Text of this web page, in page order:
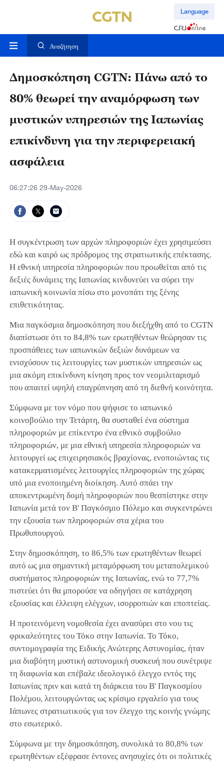
Language
Αναζήτηση
Δημοσκόπηση CGTN: Πάνω από το
80% θεωρεί την αναμόρφωση των
μυστικών υπηρεσιών της Ιαπωνίας
επικίνδυνη για την περιφερειακή
ασφάλεια
06:27:26 29-May-2026
Η συγκέντρωση των αρχών πληροφοριών έχει χρησιμεύσει
εδώ και καιρό ως πρόδρομος της στρατιωτικής επέκτασης.
Η εθνική υπηρεσία πληροφοριών που προωθείται από τις
δεξιές δυνάμεις της Ιαπωνίας κινδυνεύει να σύρει την
ιαπωνική κοινωνία πίσω στο μονοπάτι της ξένης
επιθετικότητας.
Μια παγκόσμια δημοσκόπηση που διεξήχθη από το CGTN
διαπίστωσε ότι το 84,8% των ερωτηθέντων θεώρησαν τις
προσπάθειες των ιαπωνικών δεξιών δυνάμεων να
ενισχύσουν τις λειτουργίες των μυστικών υπηρεσιών ως
μια ακόμη επικίνδυνη κίνηση προς τον νεομιλιταρισμό
που απαιτεί υψηλή επαγρύπνηση από τη διεθνή κοινότητα.
Σύμφωνα με τον νόμο που ψήφισε το ιαπωνικό
κοινοβούλιο την Τετάρτη, θα συσταθεί ένα σύστημα
πληροφοριών με επίκεντρο ένα εθνικό συμβούλιο
πληροφοριών, με μια εθνική υπηρεσία πληροφοριών να
λειτουργεί ως επιχειρησιακός βραχίονας, ενοποιώντας τις
κατακερματισμένες λειτουργίες πληροφοριών της χώρας
υπό μια ενοποιημένη διοίκηση. Αυτό σπάει την
αποκεντρωμένη δομή πληροφοριών που θεσπίστηκε στην
Ιαπωνία μετά τον Β' Παγκόσμιο Πόλεμο και συγκεντρώνει
την εξουσία των πληροφοριών στα χέρια του
Πρωθυπουργού.
Στην δημοσκόπηση, το 86,5% των ερωτηθέντων θεωρεί
αυτό ως μια σημαντική μεταμόρφωση του μεταπολεμικού
συστήματος πληροφοριών της Ιαπωνίας, ενώ το 77,7%
πιστεύει ότι θα μπορούσε να οδηγήσει σε κατάχρηση
εξουσίας και έλλειψη ελέγχων, ισορροπιών και εποπτείας.
Η προτεινόμενη νομοθεσία έχει ανασύρει στο νου τις
φρικαλεότητες του Τόκο στην Ιαπωνία. Το Τόκο,
συντομογραφία της Ειδικής Ανώτερης Αστυνομίας, ήταν
μια διαβόητη μυστική αστυνομική συσκευή που συνέτριψε
τη διαφωνία και επέβαλε ιδεολογικό έλεγχο εντός της
Ιαπωνίας πριν και κατά τη διάρκεια του Β' Παγκοσμίου
Πολέμου, λειτουργώντας ως κρίσιμο εργαλείο για τους
Ιάπωνες στρατιωτικούς για τον έλεγχο της κοινής γνώμης
στο εσωτερικό.
Σύμφωνα με την δημοσκόπηση, συνολικά το 80,8% των
ερωτηθέντων εξέφρασε έντονες ανησυχίες ότι οι πολιτικές